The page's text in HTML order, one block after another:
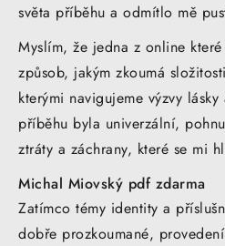
světa příběhu a odmítlo mě
Myslím, že jedna z online
způsob, jakým zkoumá
kterými navigujeme výzvy lásky
příběhu byla univerzální,
ztráty a záchrany, které se mi
Michal Miovský pdf zdarma
Zatímco témy identity a
dobře prozkoumané,